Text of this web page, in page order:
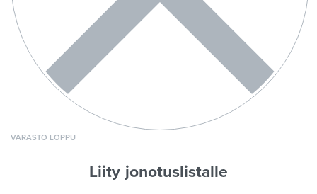
VARASTO LOPPU
Liity jonotuslistalle